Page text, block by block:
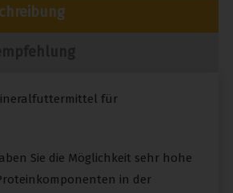
für
Sie die Möglichkeit sehr hohe
in der